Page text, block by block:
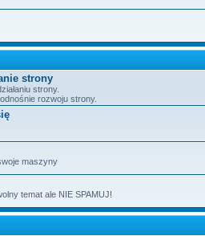
strony
strony.
rozwoju strony.
maszyny
temat ale NIE SPAMUJ!